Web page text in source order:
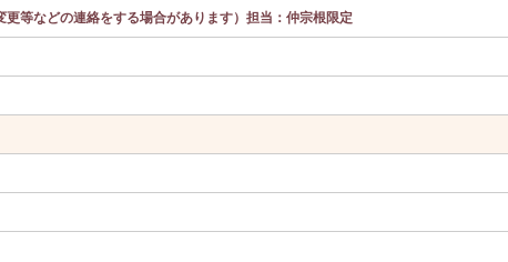
等などの連絡をする場合があります）担当：仲宗根限定